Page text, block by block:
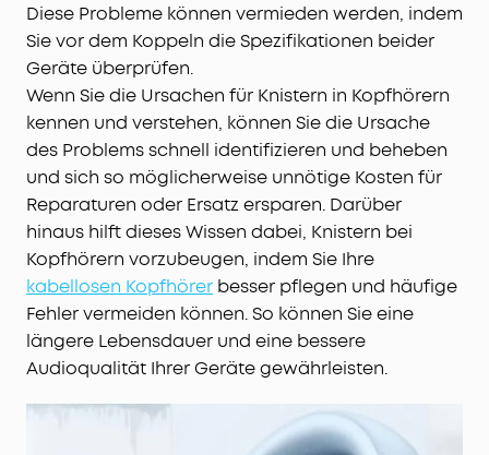
Diese Probleme können vermieden werden, indem
Sie vor dem Koppeln die Spezifikationen beider
Geräte überprüfen.
Wenn Sie die Ursachen für Knistern in Kopfhörern
kennen und verstehen, können Sie die Ursache
des Problems schnell identifizieren und beheben
und sich so möglicherweise unnötige Kosten für
Reparaturen oder Ersatz ersparen. Darüber
hinaus hilft dieses Wissen dabei, Knistern bei
Kopfhörern vorzubeugen, indem Sie Ihre
kabellosen Kopfhörer besser pflegen und häufige
Fehler vermeiden können. So können Sie eine
längere Lebensdauer und eine bessere
Audioqualität Ihrer Geräte gewährleisten.